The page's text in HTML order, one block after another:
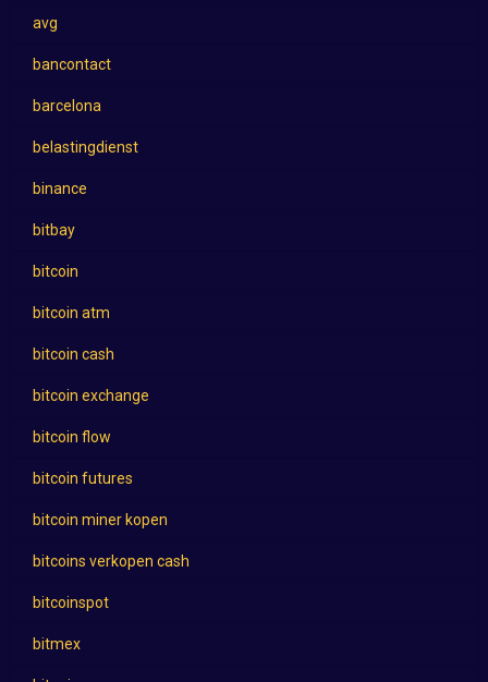
avg
bancontact
barcelona
belastingdienst
binance
bitbay
bitcoin
bitcoin atm
bitcoin cash
bitcoin exchange
bitcoin flow
bitcoin futures
bitcoin miner kopen
bitcoins verkopen cash
bitcoinspot
bitmex